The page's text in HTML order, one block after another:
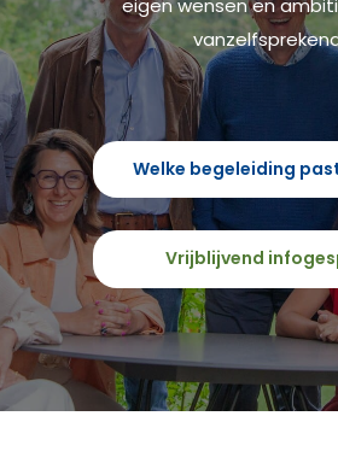
eigen wensen en
Welke begeleiding
Vrijblijvend